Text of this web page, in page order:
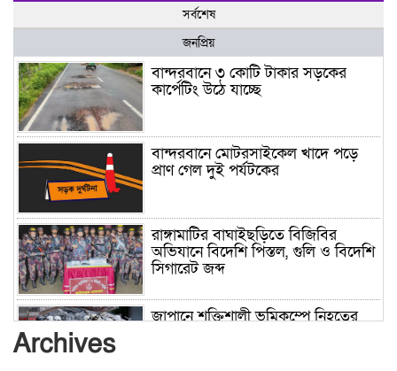
সর্বশেষ
জনপ্রিয়
বান্দরবানে ৩ কোটি টাকার সড়কের
কার্পেটিং উঠে যাচ্ছে
বান্দরবানে মোটরসাইকেল খাদে পড়ে
প্রাণ গেল দুই পর্যটকের
রাঙ্গামাটির বাঘাইছড়িতে বিজিবির
অভিযানে বিদেশি পিস্তল, গুলি ও বিদেশি
সিগারেট জব্দ
জাপানে শক্তিশালী ভূমিকম্পে নিহতের
Archives